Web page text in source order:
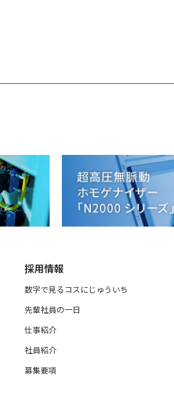
採用情報
数字で見るコスにじゅういち
先輩社員の一日
仕事紹介
社員紹介
募集要項